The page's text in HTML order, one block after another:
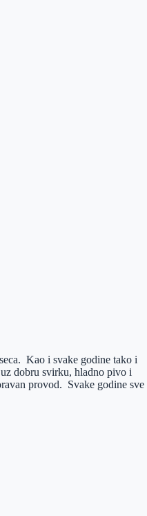
Kao i svake godine tako i
dobru svirku, hladno pivo i
provod. Svake godine sve